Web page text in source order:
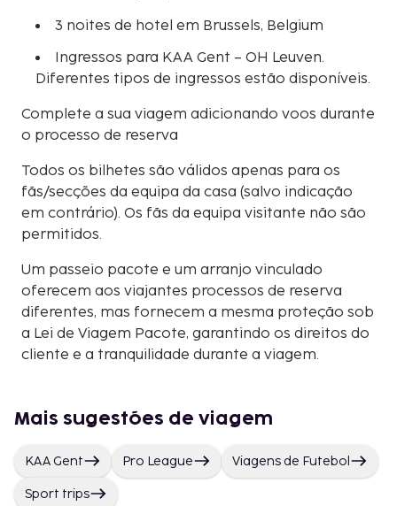
3 noites de hotel em Brussels, Belgium
Ingressos para KAA Gent – OH Leuven.
Diferentes tipos de ingressos estão disponíveis.
Complete a sua viagem adicionando voos durante
o processo de reserva
Todos os bilhetes são válidos apenas para os
fãs/secções da equipa da casa (salvo indicação
em contrário). Os fãs da equipa visitante não são
permitidos.
Um passeio pacote e um arranjo vinculado
oferecem aos viajantes processos de reserva
diferentes, mas fornecem a mesma proteção sob
a Lei de Viagem Pacote, garantindo os direitos do
cliente e a tranquilidade durante a viagem.
Mais sugestões de viagem
KAA Gent Pro League Viagens de Futebol
Sport trips